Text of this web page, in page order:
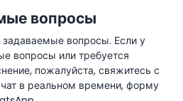
вопросы
вопросы. Если у
вопросы или требуется
пожалуйста, свяжитесь с
в реальном времени, форму